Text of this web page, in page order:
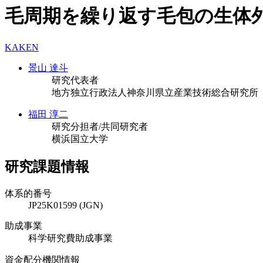
毛周期を繰り返す毛包の生体
KAKEN
景山 達斗
研究代表者
地方独立行政法人神奈川県立産業技術総合研究所
福田 淳二
研究分担者/共同研究者
横浜国立大学
研究課題情報
体系的番号
JP25K01599 (JGN)
助成事業
科学研究費助成事業
資金配分機関情報